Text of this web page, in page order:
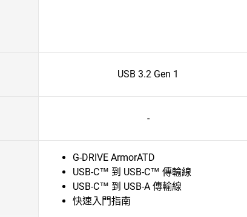
USB 3.2 Gen 1
-
G-DRIVE ArmorATD
USB-C™ 到 USB-C™ 傳輸線
USB-C™ 到 USB-A 傳輸線
快速入門指南